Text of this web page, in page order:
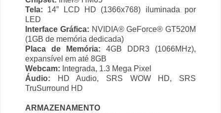
Tela: 14” LCD HD (1366x768) iluminada por
LED
Interface Gráfica: NVIDIA® GeForce® GT520M
(1GB de memória dedicada)
Placa de Memória: 4GB DDR3 (1066MHz),
expansível em até 8GB
Webcam: Integrada, 1.3 Mega Pixel
Áudio:
HD Audio, SRS WOW HD, SRS
TruSurround HD
ARMAZENAMENTO